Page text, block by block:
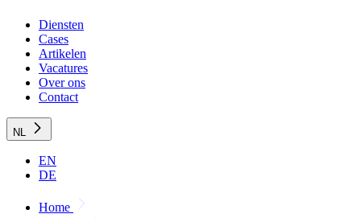
Diensten
Cases
Artikelen
Vacatures
Over ons
Contact
NL
EN
DE
Home